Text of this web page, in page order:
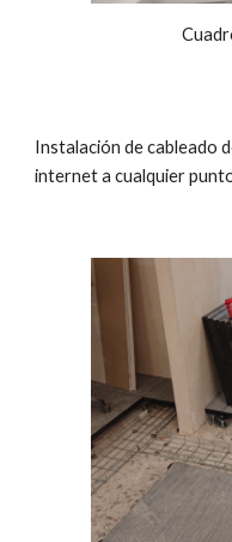
Instalación de cableado
internet a cualquier